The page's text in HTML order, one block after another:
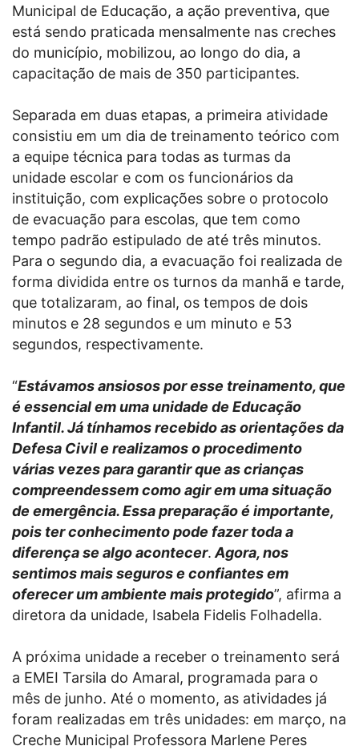
Municipal de Educação, a ação preventiva, que
está sendo praticada mensalmente nas creches
do município, mobilizou, ao longo do dia, a
capacitação de mais de 350 participantes.
Separada em duas etapas, a primeira atividade
consistiu em um dia de treinamento teórico com
a equipe técnica para todas as turmas da
unidade escolar e com os funcionários da
instituição, com explicações sobre o protocolo
de evacuação para escolas, que tem como
tempo padrão estipulado de até três minutos.
Para o segundo dia, a evacuação foi realizada de
forma dividida entre os turnos da manhã e tarde,
que totalizaram, ao final, os tempos de dois
minutos e 28 segundos e um minuto e 53
segundos, respectivamente.
“Estávamos ansiosos por esse treinamento, que
é essencial em uma unidade de Educação
Infantil. Já tínhamos recebido as orientações da
Defesa Civil e realizamos o procedimento
várias vezes para garantir que as crianças
compreendessem como agir em uma situação
de emergência. Essa preparação é importante,
pois ter conhecimento pode fazer toda a
diferença se algo acontecer.Agora, nos
sentimos mais seguros e confiantes em
oferecer um ambiente mais protegido”, afirma a
diretora da unidade, Isabela Fidelis Folhadella.
A próxima unidade a receber o treinamento será
a EMEI Tarsila do Amaral, programada para o
mês de junho. Até o momento, as atividades já
foram realizadas em três unidades: em março, na
Creche Municipal Professora Marlene Peres